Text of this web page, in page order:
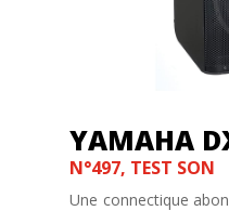
YAMAHA
N°497, TEST SON
Une connectique